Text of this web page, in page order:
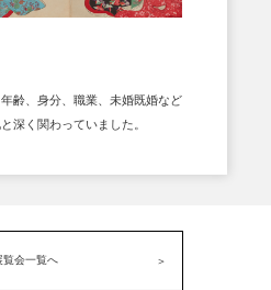
齢、身分、職業、未婚既婚など
深く関わっていました。
覧会一覧へ